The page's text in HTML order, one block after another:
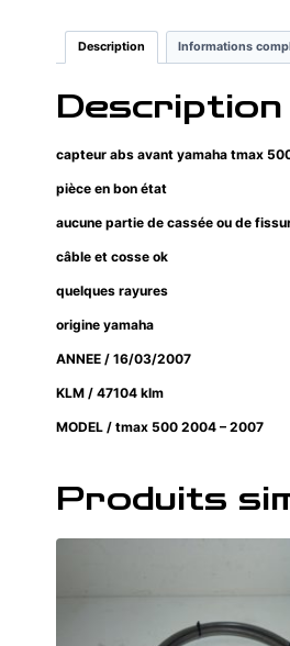
Description Informations
Description
capteur abs avant yamaha tmax
pièce en bon état
aucune partie de cassée ou de
câble et cosse ok
quelques rayures
origine yamaha
ANNEE / 16/03/2007
KLM / 47104 klm
MODEL / tmax 500 2004 – 2007
Produits